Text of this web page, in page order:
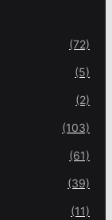
(72)
(5)
(2)
(103)
(61)
(39)
(11)